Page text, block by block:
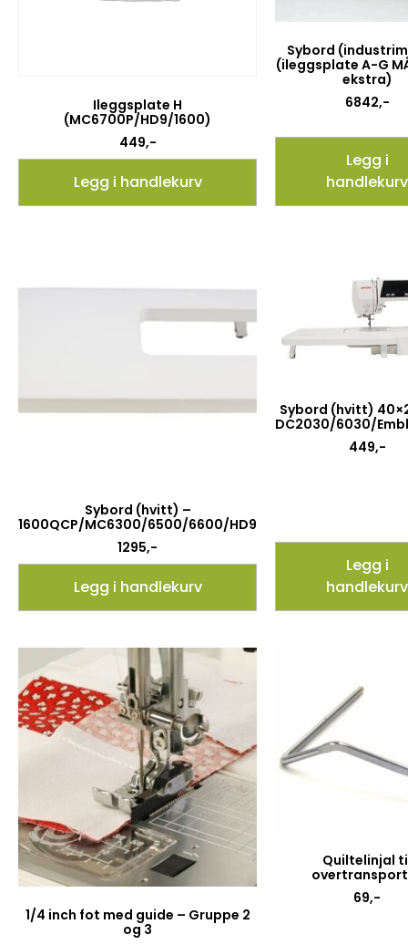
Ileggsplate H
(MC6700P/HD9/1600)
449,-
Legg i handlekurv
Sybord
(ileggsplate A-G
ekstra)
6842,-
Legg i
handlekurv
Sybord (hvitt) –
1600QCP/MC6300/6500/6600/HD9
1295,-
Legg i handlekurv
Sybord (hvitt)
DC2030/6030/
449,-
Legg i
handlekurv
1/4 inch fot med guide – Gruppe 2
og 3
Quiltelinjal
69,-